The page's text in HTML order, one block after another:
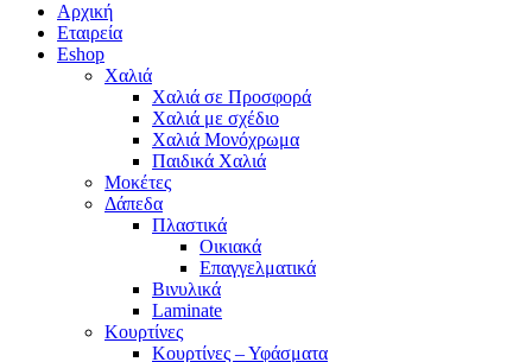
Αρχική
Εταιρεία
Eshop
Χαλιά
Χαλιά σε Προσφορά
Χαλιά με σχέδιο
Χαλιά Μονόχρωμα
Παιδικά Χαλιά
Μοκέτες
Δάπεδα
Πλαστικά
Οικιακά
Επαγγελματικά
Βινυλικά
Laminate
Κουρτίνες
Κουρτίνες – Υφάσματα